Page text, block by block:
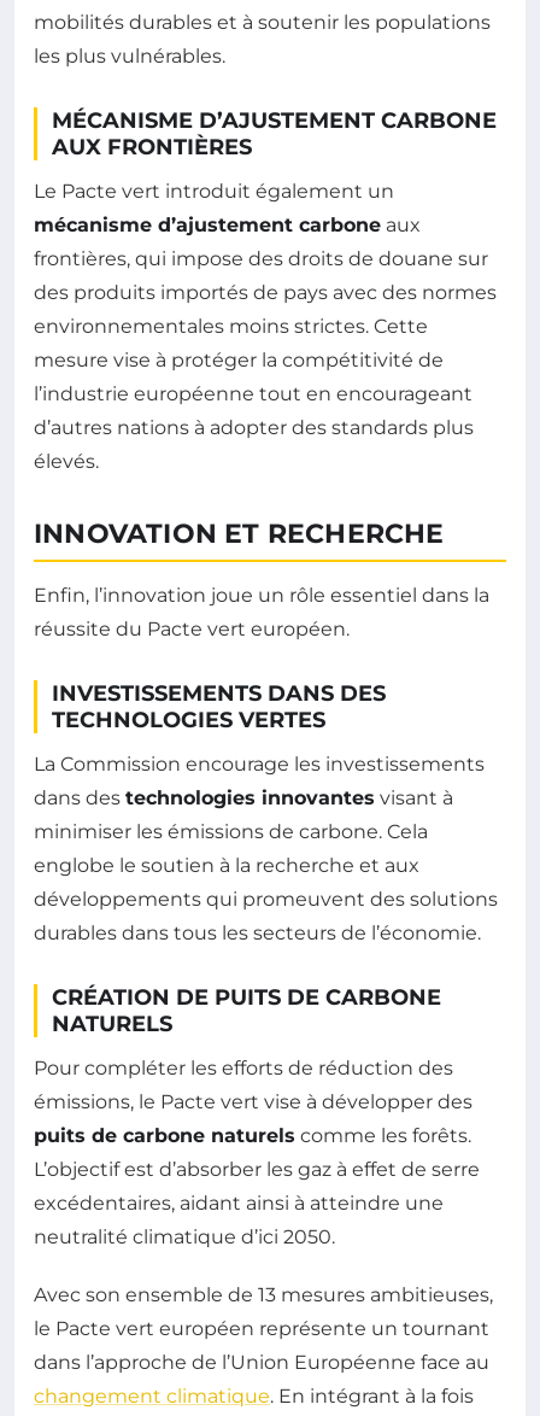
mobilités durables et à soutenir les populations
les plus vulnérables.
MÉCANISME D’AJUSTEMENT CARBONE
AUX FRONTIÈRES
Le Pacte vert introduit également un
mécanisme d’ajustement carbone aux
frontières, qui impose des droits de douane sur
des produits importés de pays avec des normes
environnementales moins strictes. Cette
mesure vise à protéger la compétitivité de
l’industrie européenne tout en encourageant
d’autres nations à adopter des standards plus
élevés.
INNOVATION ET RECHERCHE
Enfin, l’innovation joue un rôle essentiel dans la
réussite du Pacte vert européen.
INVESTISSEMENTS DANS DES
TECHNOLOGIES VERTES
La Commission encourage les investissements
dans des technologies innovantes visant à
minimiser les émissions de carbone. Cela
englobe le soutien à la recherche et aux
développements qui promeuvent des solutions
durables dans tous les secteurs de l’économie.
CRÉATION DE PUITS DE CARBONE
NATURELS
Pour compléter les efforts de réduction des
émissions, le Pacte vert vise à développer des
puits de carbone naturels comme les forêts.
L’objectif est d’absorber les gaz à effet de serre
excédentaires, aidant ainsi à atteindre une
neutralité climatique d’ici 2050.
Avec son ensemble de 13 mesures ambitieuses,
le Pacte vert européen représente un tournant
dans l’approche de l’Union Européenne face au
changement climatique. En intégrant à la fois